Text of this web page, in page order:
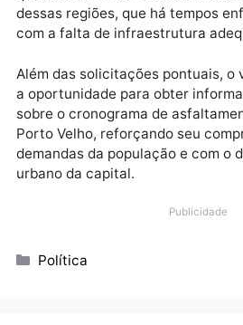
Durante o encontro, Joel
asfáltica de importantes vias,
Vista, Haiti, Baraquicaba e
são vistas como essenciais
qualidade de vida e
dessas regiões, que há
com a falta de infraestrutura
Além das solicitações
Porto Velho, reforçando seu